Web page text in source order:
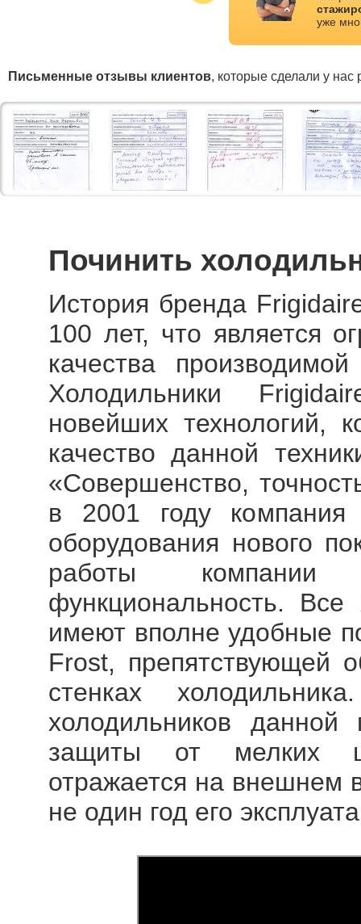
уже
Письменные отзывы клиентов, которые сделали у нас
Починить
История бренда
100 лет, что является
качества
Холодильники
новейших технологий,
качество данной
«Совершенство,
в 2001 году компания
оборудования нового
работы компании
функциональность.
имеют вполне удобные
Frost, препятствующей
стенках
холодильников
защиты от мелких
отражается на внешнем
не один год его